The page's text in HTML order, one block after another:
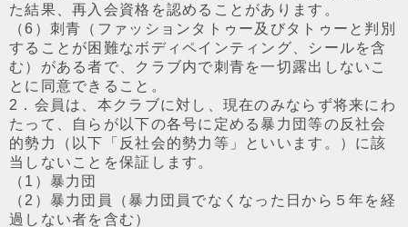
た結果、再入会資格を認めることがあります。
（6）刺⻘（ファッションタトゥー及びタトゥーと判別
することが困難なボディペインティング、シールを含
む）がある者で、クラブ内で刺⻘を⼀切露出しないこ
とに同意できること。
2．会員は、本クラブに対し、現在のみならず将来にわ
たって、⾃らが以下の各号に定める暴⼒団等の反社会
的勢⼒（以下「反社会的勢⼒等」といいます。）に該
当しないことを保証します。
（1）暴⼒団
（2）暴⼒団員（暴⼒団員でなくなった⽇から５年を経
過しない者を含む）